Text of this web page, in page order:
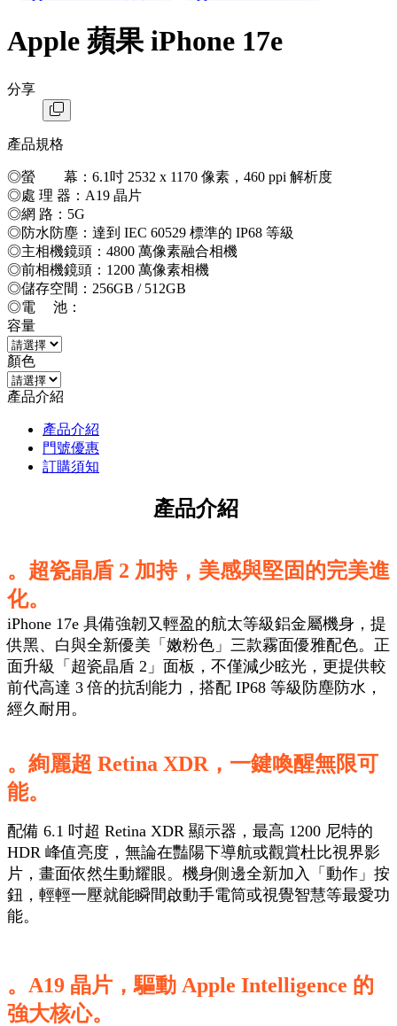
Apple 蘋果 iPhone 17e
分享
產品規格
◎螢 幕：6.1吋 2532 x 1170 像素，460 ppi 解析度
◎處 理 器：A19 晶片
◎網 路：5G
◎防水防塵：達到 IEC 60529 標準的 IP68 等級
◎主相機鏡頭：4800 萬像素融合相機
◎前相機鏡頭：1200 萬像素相機
◎儲存空間：256GB / 512GB
◎電 池：
容量
顏色
產品介紹
產品介紹
門號優惠
訂購須知
產品介紹
。超瓷晶盾 2 加持，美感與堅固的完美進
化。
iPhone 17e 具備強韌又輕盈的航太等級鋁金屬機身，提
供黑、白與全新優美「嫩粉色」三款霧面優雅配色。正
面升級「超瓷晶盾 2」面板，不僅減少眩光，更提供較
前代高達 3 倍的抗刮能力，搭配 IP68 等級防塵防水，
經久耐用。
。絢麗超 Retina XDR，一鍵喚醒無限可
能。
配備 6.1 吋超 Retina XDR 顯示器，最高 1200 尼特的
HDR 峰值亮度，無論在豔陽下導航或觀賞杜比視界影
片，畫面依然生動耀眼。機身側邊全新加入「動作」按
鈕，輕輕一壓就能瞬間啟動手電筒或視覺智慧等最愛功
能。
。A19 晶片，驅動 Apple Intelligence 的
強大核心。